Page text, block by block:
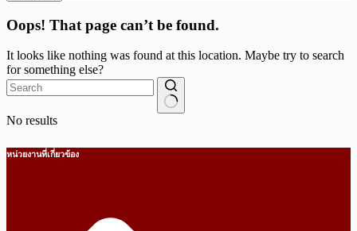
Oops! That page can’t be found.
It looks like nothing was found at this location. Maybe try to search
for something else?
No results
หน่วยงานที่เกี่ยวข้อง